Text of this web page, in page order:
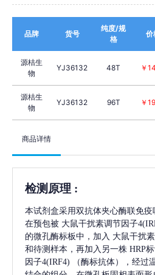
品牌 货号
纯度/规
格
价
源桔生
物
YJ36132 48T ￥
源桔生
物
YJ36132 96T ￥
商品详情
检测原理 :
本试剂盒采用双抗体夹心酶联免疫
在预包被 大鼠干扰素调节因子
的微孔酶标板中，加入 大鼠干扰
和待测样本，再加入另一株 HRP
因子4(IRF4)
（酶标抗体），经过